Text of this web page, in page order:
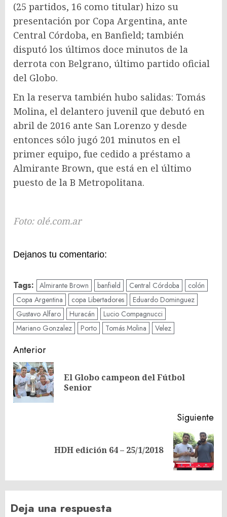
(25 partidos, 16 como titular) hizo su
presentación por Copa Argentina, ante
Central Córdoba, en Banfield; también
disputó los últimos doce minutos de la
derrota con Belgrano, último partido oficial
del Globo.
En la reserva también hubo salidas: Tomás
Molina, el delantero juvenil que debutó en
abril de 2016 ante San Lorenzo y desde
entonces sólo jugó 201 minutos en el
primer equipo, fue cedido a préstamo a
Almirante Brown, que está en el último
puesto de la B Metropolitana.
Foto: olé.com.ar
Dejanos tu comentario:
Tags: Almirante Brown banfield Central Córdoba
colón
Copa Argentina
copa Libertadores
Eduardo Dominguez
Gustavo Alfaro
Huracán
Lucio Compagnucci
Mariano Gonzalez
Porto Tomás Molina Velez
Navegación
de
entradas
Anterior
El Globo campeon del Fútbol
Senior
Siguiente
HDH edición 64 – 25/1/2018
Deja una respuesta